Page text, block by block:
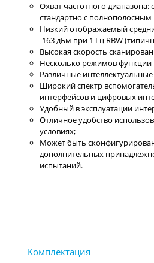
Охват частотного диапазона:
стандартно с полнополосным
Низкий отображаемый
-163 дБм при 1 Гц RBW
Высокая скорость
Несколько режимов функции
Различные
Широкий спектр
интерфейсов и цифровых
Удобный в эксплуатации
Отличное удобство
условиях;
Может быть
дополнительных
испытаний.